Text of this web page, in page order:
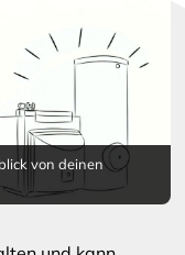
von deinen